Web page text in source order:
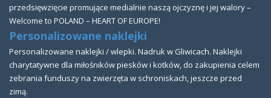
przedsięwzięcie promujące medialnie naszą ojczyznę i jej walory –
Welcome to POLAND – HEART OF EUROPE!
Personalizowane naklejki
Personalizowane naklejki / wlepki. Nadruk w Gliwicach. Naklejki
charytatywne dla miłośników piesków i kotków, do zakupienia celem
zebrania funduszy na zwierzęta w schroniskach, jeszcze przed
zimą.